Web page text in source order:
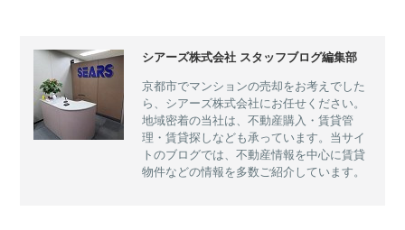
シアーズ株式会社 スタッフブログ編集部
京都市でマンションの売却をお考えでした
ら、シアーズ株式会社にお任せください。
地域密着の当社は、不動産購入・賃貸管
理・賃貸探しなども承っています。当サイ
トのブログでは、不動産情報を中心に賃貸
物件などの情報を多数ご紹介しています。